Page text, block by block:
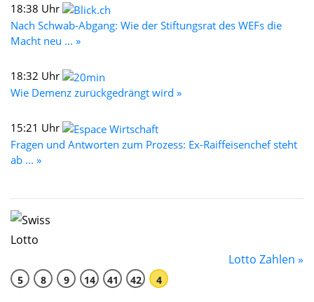
18:38 Uhr
Nach Schwab-Abgang: Wie der Stiftungsrat des WEFs die
Macht neu ... »
18:32 Uhr
Wie Demenz zurückgedrängt wird »
15:21 Uhr
Fragen und Antworten zum Prozess: Ex-Raiffeisenchef steht
ab ... »
Lotto Zahlen »
5 8 9 14 41 42 4